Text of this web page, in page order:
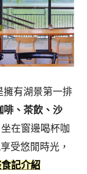
擁有湖景第一排
啡、茶飲、沙
在窗邊喝杯咖
受悠閒時光，
記介紹